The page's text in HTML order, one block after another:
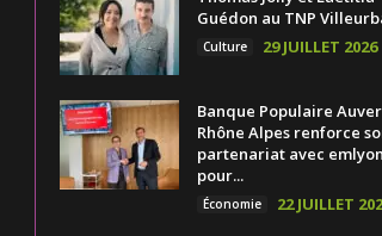
Guédon au TNP
Culture 29 JUILLET 2026
Banque Populaire
Rhône Alpes renforce
partenariat avec emlyon
pour...
Économie 22 JUILLET